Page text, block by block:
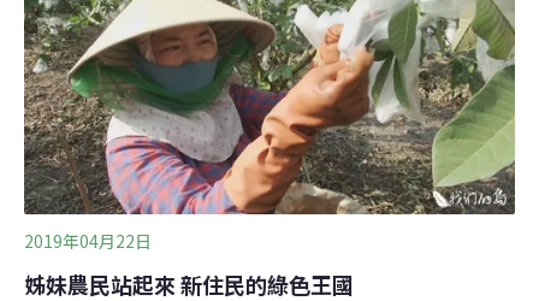
煮，在糖完全溶解前必須不斷地攪拌它。與此同時，其他
組員將小黃瓜切頭去尾後拿去大鍋裡川燙，約1.5分鐘後即
可撈起。志工們等不及小黃瓜醃漬完成，切下熱騰騰的
瓜，蘸了醬油便往嘴裡送，簡單的美味讓偷吃的志工們都
讚不絕口。接著將小黃瓜都切成一個指節大小，再裝進網
袋中搓揉，在不壓碎小黃瓜的前提下，將瓜內的水分擠壓
2019年04月22日
姊妹農民站起來 新住民的綠色王國